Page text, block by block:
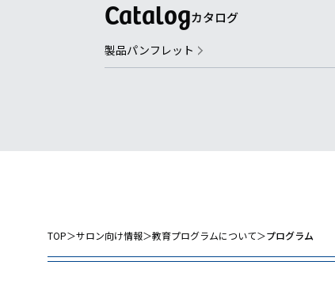
カタログ
製品パンフレット
TOP＞サロン向け情報＞教育プログラムについて＞プログラム